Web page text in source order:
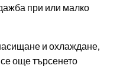
при или малко
и охлаждане,
още търсенето